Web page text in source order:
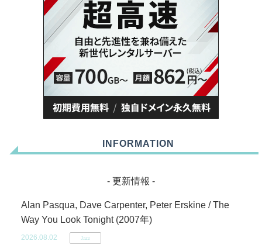
INFORMATION
- 更新情報 -
Alan Pasqua, Dave Carpenter, Peter Erskine / The
Way You Look Tonight (2007年)
2026.08.02 Jazz